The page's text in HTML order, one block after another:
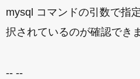
mysql コマンドの引数で指
択されているのが確認でき
-- --